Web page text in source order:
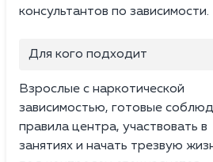
консультантов по зависимости.
Для кого подходит
Взрослые с наркотической
зависимостью, готовые
правила центра, участвовать в
занятиях и начать трезвую